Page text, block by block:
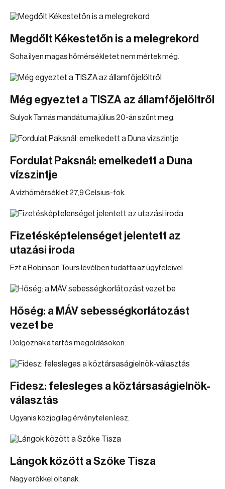
Megdőlt Kékestetőn is a melegrekord
Soha ilyen magas hőmérsékletet nem mértek még.
Még egyeztet a TISZA az államfőjelöltről
Sulyok Tamás mandátuma július 20-án szűnt meg.
Fordulat Paksnál: emelkedett a Duna
vízszintje
A vízhőmérséklet 27,9 Celsius-fok.
Fizetésképtelenséget jelentett az
utazási iroda
Ezt a Robinson Tours levélben tudatta az ügyfeleivel.
Hőség: a MÁV sebességkorlátozást
vezet be
Dolgoznak a tartós megoldásokon.
Fidesz: felesleges a köztársaságielnök-
választás
Ugyanis közjogilag érvénytelen lesz.
Lángok között a Szőke Tisza
Nagy erőkkel oltanak.